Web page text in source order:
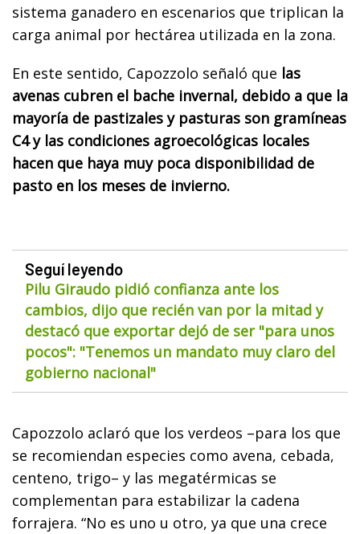
sistema ganadero en escenarios que triplican la
carga animal por hectárea utilizada en la zona.
En este sentido, Capozzolo señaló que las
avenas cubren el bache invernal, debido a que la
mayoría de pastizales y pasturas son gramíneas
C4 y las condiciones agroecológicas locales
hacen que haya muy poca disponibilidad de
pasto en los meses de invierno.
Seguí leyendo
Pilu Giraudo pidió confianza ante los
cambios, dijo que recién van por la mitad y
destacó que exportar dejó de ser "para unos
pocos": "Tenemos un mandato muy claro del
gobierno nacional"
Capozzolo aclaró que los verdeos –para los que
se recomiendan especies como avena, cebada,
centeno, trigo– y las megatérmicas se
complementan para estabilizar la cadena
forrajera. “No es uno u otro, ya que una crece